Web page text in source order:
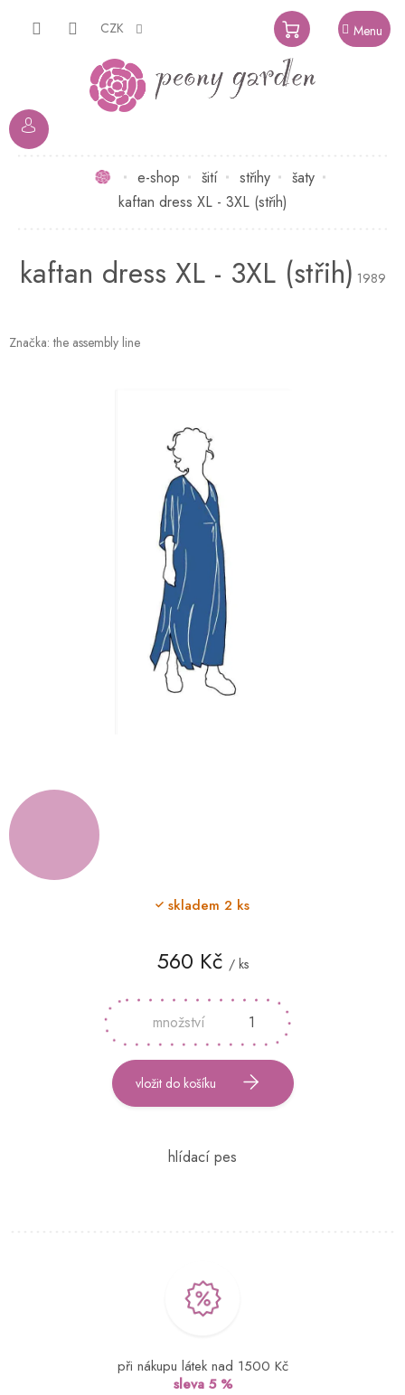
CZK
NÁKUPNÍ
KOŠÍK
Domůe-shop šití střihy
šaty
kaftan dress XL - 3XL (střih)
kaftan dress XL - 3XL (střih) 1989
Značka:the assembly line
560 Kč / ks
cena:
skladem 2 ks
vložit do košíku
při nákupu látek nad 1500 Kč
sleva 5 %